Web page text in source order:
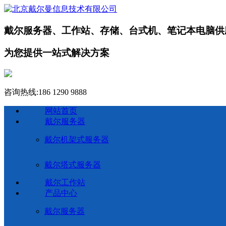
戴尔服务器、工作站、存储、台式机、笔记本电脑
为您提供一站式解决方案
咨询热线:186 1290 9888
网站首页
戴尔服务器
戴尔机架式服务器
戴尔塔式服务器
戴尔工作站
产品中心
戴尔服务器